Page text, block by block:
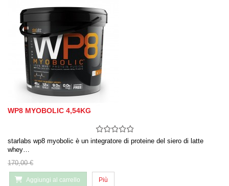
WP8 MYOBOLIC 4,54KG
starlabs wp8 myobolic è un integratore di proteine ​​del siero di latte
whey…
170,00 €
Aggiungi al carrello Più